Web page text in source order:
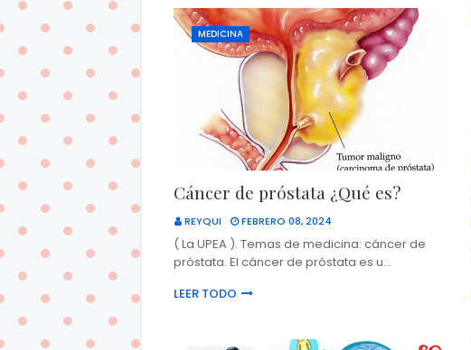
MEDICINA
Cáncer de próstata ¿Qué es?
REYQUI FEBRERO 08, 2024
( La UPEA ). Temas de medicina: cáncer de
próstata. El cáncer de próstata es u…
LEER TODO